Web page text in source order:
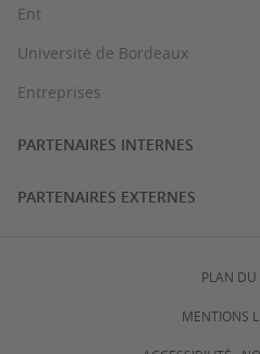
Ent
Université de Bordeaux
Entreprises
PARTENAIRES INTERNES
PARTENAIRES EXTERNES
PLAN DU
MENTIONS